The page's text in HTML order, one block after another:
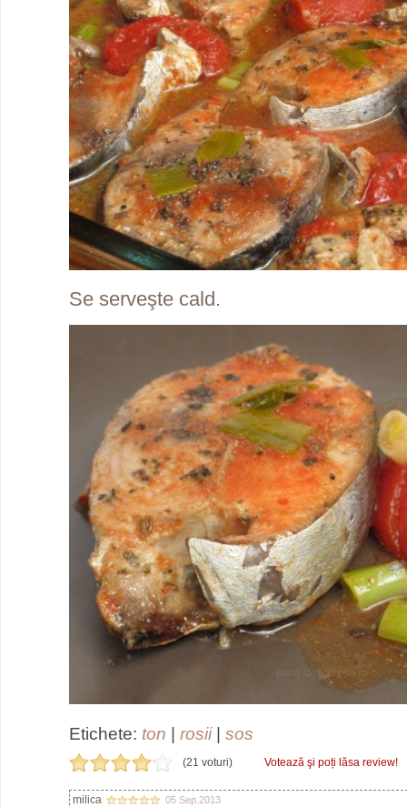
Se serveşte cald.
Etichete: ton rosii| sos
(21 voturi) Votează şi poți lăsa review!
milica 05 Sep.2013